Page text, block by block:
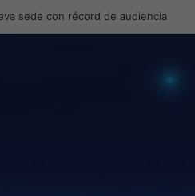
Country Manager para México